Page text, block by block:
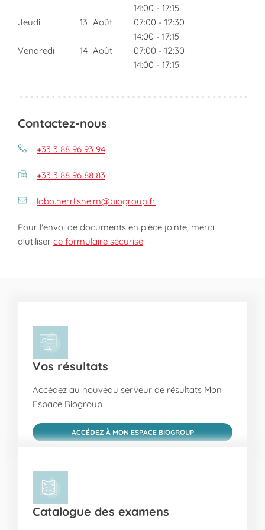
14:00 - 17:15
Jeudi
13 Août 07:00 - 12:30
14:00 - 17:15
Vendredi
14 Août 07:00 - 12:30
14:00 - 17:15
Contactez-nous
+33 3 88 96 93 94
+33 3 88 96 88 83
labo.herrlisheim@biogroup.fr
Pour l'envoi de documents en pièce jointe, merci
d'utiliser ce formulaire sécurisé
Vos résultats
Accédez au nouveau serveur de résultats Mon
Espace Biogroup
ACCÉDEZ À MON ESPACE BIOGROUP
Catalogue des examens